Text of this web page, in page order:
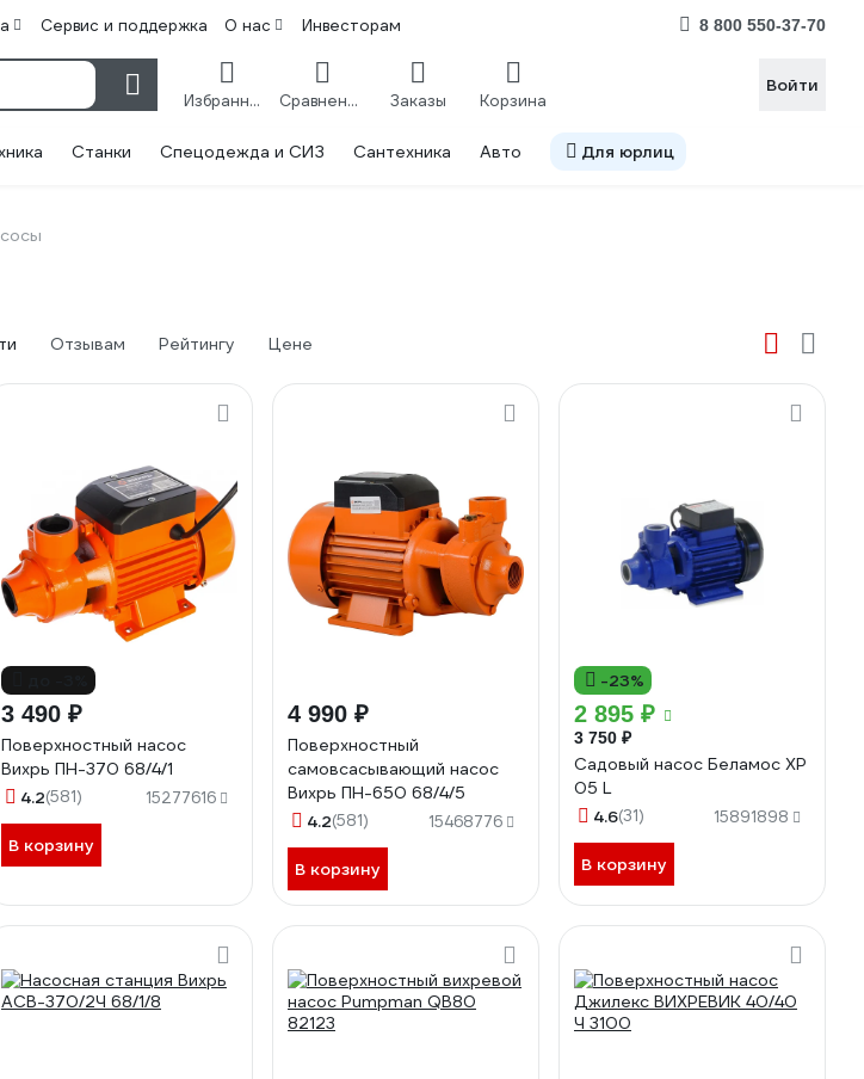
Сервис и поддержка О нас Инвесторам 8 800 550-37-70
Избранное Сравнение Заказы Корзина
Войти
Станки Спецодежда и СИЗ Сантехника Авто Для юрлиц
Отзывам Рейтингу Цене
3 490 ₽
Поверхностный насос
Вихрь ПН-370 68/4/1
4.2(581) 15277616
В корзину
4 990 ₽
Поверхностный
самовсасывающий насос
Вихрь ПН-650 68/4/5
4.2(581) 15468776
В корзину
-23%
2 895 ₽
3 750 ₽
Садовый насос Беламос XP
05 L
4.6(31) 15891898
В корзину